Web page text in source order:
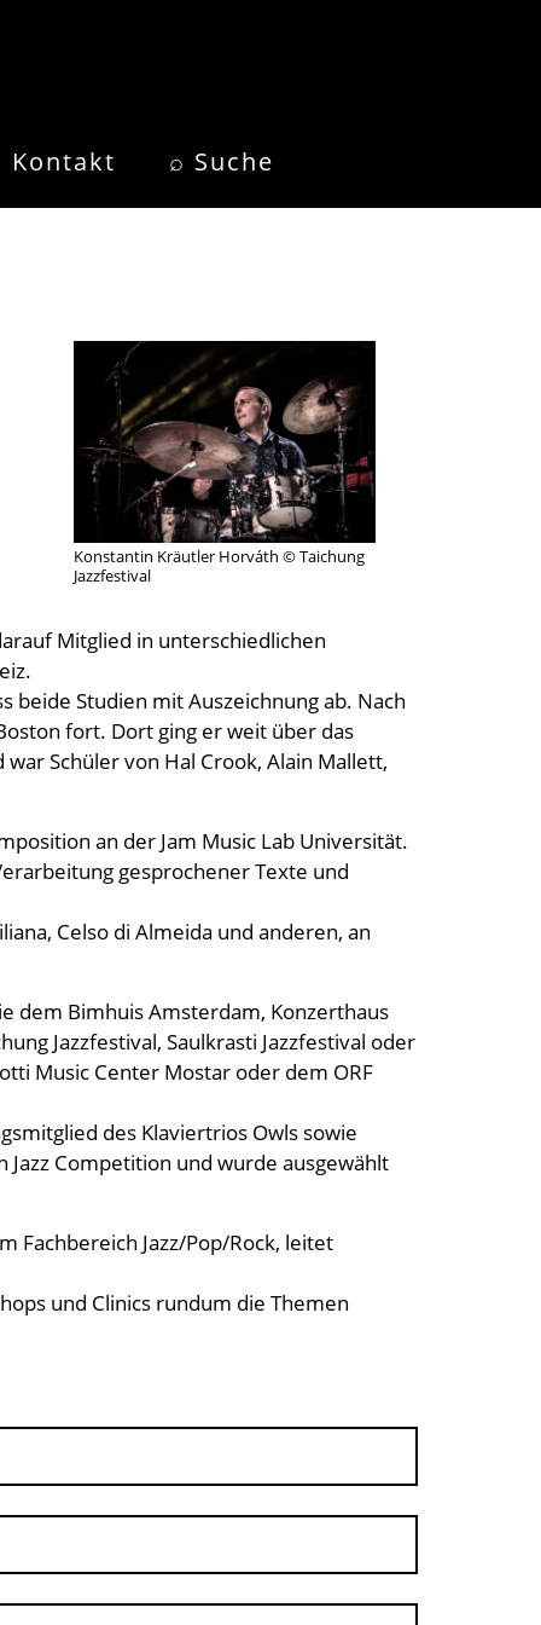
Kontakt ⌕ Suche
Konstantin Kräutler Horváth © Taichung
Jazzfestival
Mitglied in unterschiedlichen
beide Studien mit Auszeichnung ab. Nach
fort. Dort ging er weit über das
Schüler von Hal Crook, Alain Mallett,
an der Jam Music Lab Universität.
gesprochener Texte und
Celso di Almeida und anderen, an
dem Bimhuis Amsterdam, Konzerthaus
Jazzfestival, Saulkrasti Jazzfestival oder
Music Center Mostar oder dem ORF
des Klaviertrios Owls sowie
Competition und wurde ausgewählt
Fachbereich Jazz/Pop/Rock, leitet
und Clinics rundum die Themen